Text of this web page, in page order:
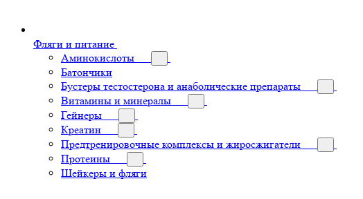
Фляги и питание
Аминокислоты
Батончики
Бустеры тестостерона и анаболические препараты
Витамины и минералы
Гейнеры
Креатин
Предтренировочные комплексы и жиросжигатели
Протеины
Шейкеры и фляги